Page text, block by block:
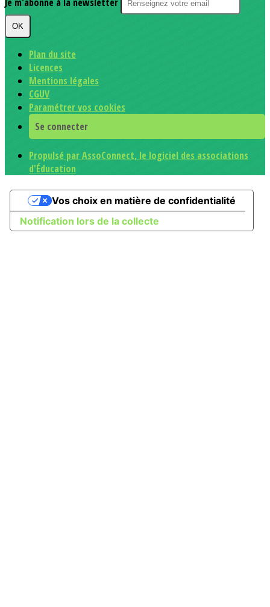
OK
Plan du site
Licences
Mentions légales
CGUV
Paramétrer vos cookies
Se connecter
Propulsé par AssoConnect, le logiciel des associations
d'Éducation
Notification lors de la collecte
Vos choix en matière de confidentialité